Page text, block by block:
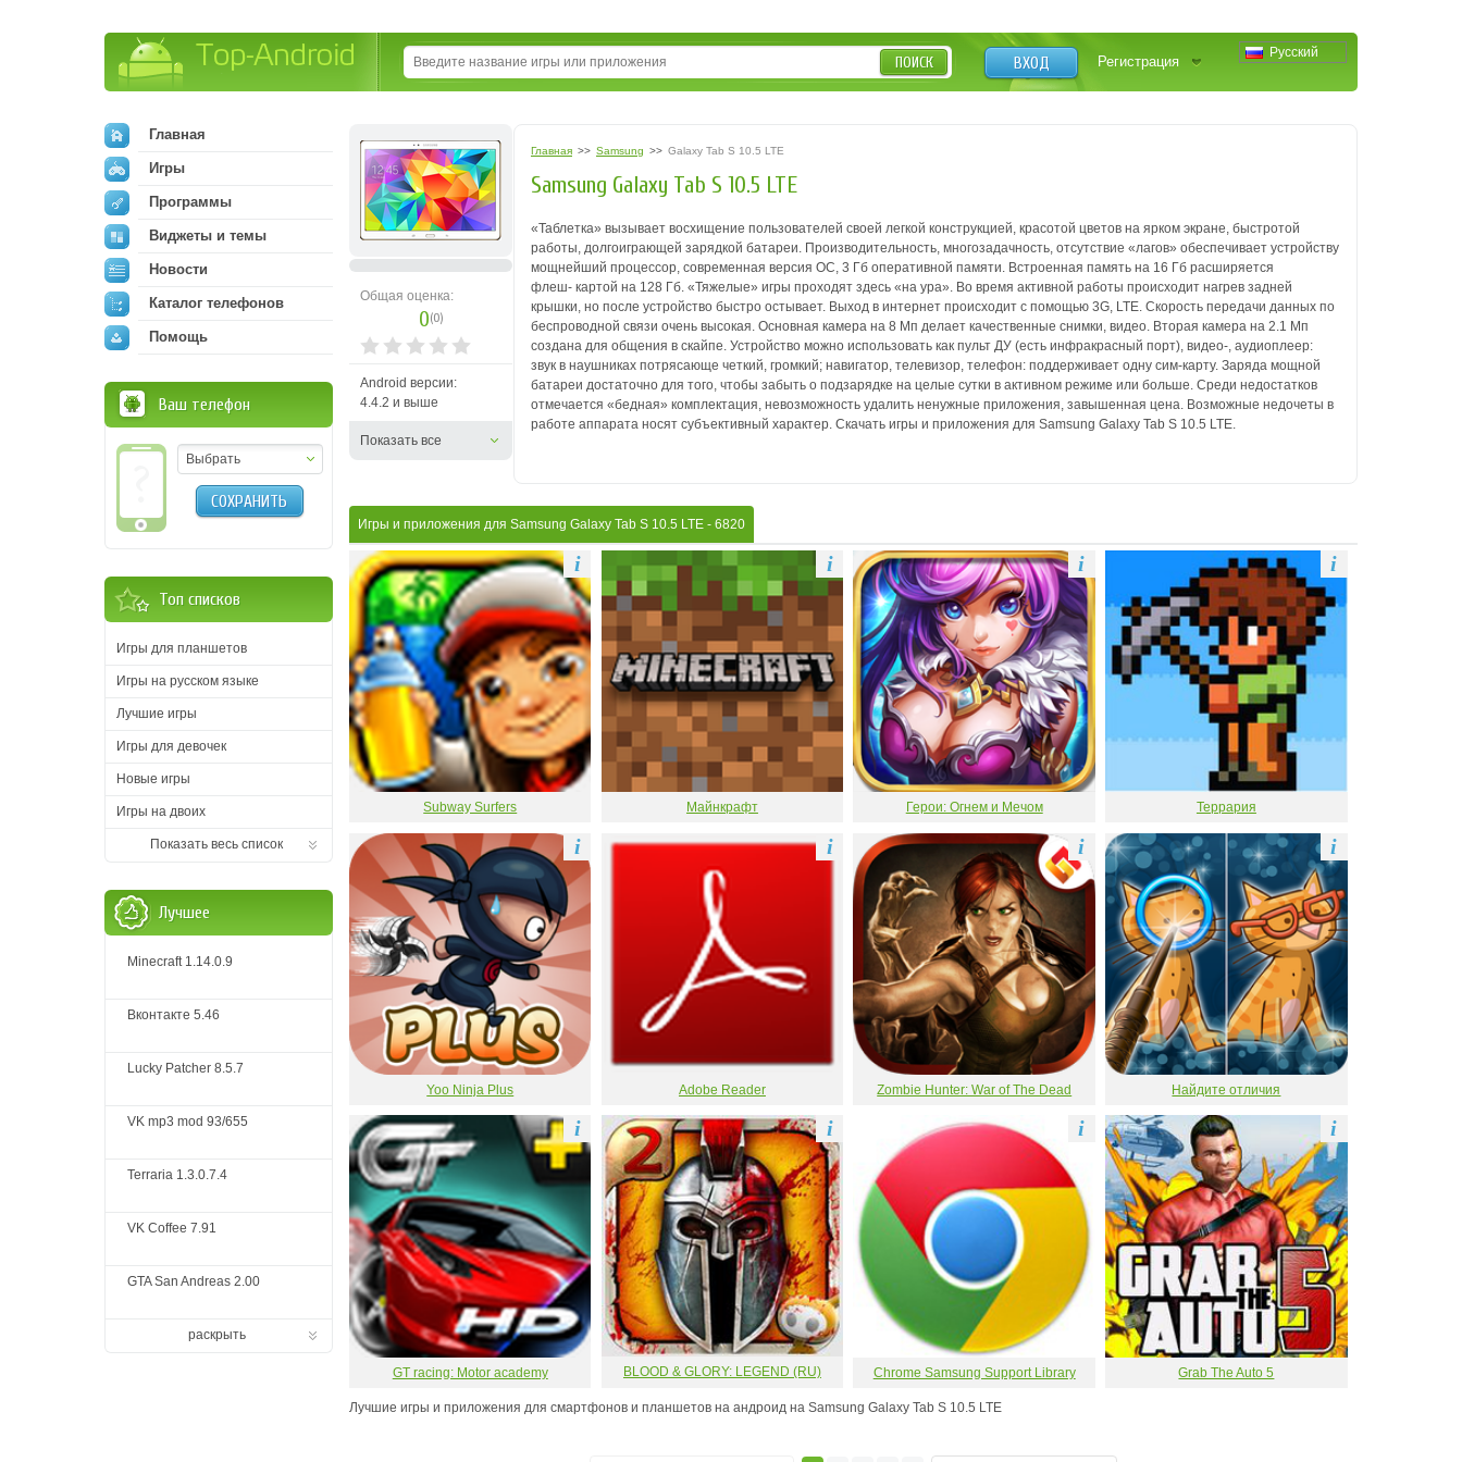
Русский
ВХОД Регистрация
ПОИСК
Общая оценка:
0(0)
Android версии:
4.4.2 и выше
Показать все
Главная >> Samsung >> Galaxy Tab S 10.5 LTE
Samsung Galaxy Tab S 10.5 LTE
«Таблетка» вызывает восхищение пользователей своей легкой конструкцией, красотой цветов на ярком экране, быстротой
работы, долгоиграющей зарядкой батареи. Производительность, многозадачность, отсутствие «лагов» обеспечивает устройству
мощнейший процессор, современная версия ОС, 3 Гб оперативной памяти. Встроенная память на 16 Гб расширяется
флеш- картой на 128 Гб. «Тяжелые» игры проходят здесь «на ура». Во время активной работы происходит нагрев задней
крышки, но после устройство быстро остывает. Выход в интернет происходит с помощью 3G, LTE. Скорость передачи данных по
беспроводной связи очень высокая. Основная камера на 8 Мп делает качественные снимки, видео. Вторая камера на 2.1 Мп
создана для общения в скайпе. Устройство можно использовать как пульт ДУ (есть инфракрасный порт), видео-, аудиоплеер:
звук в наушниках потрясающе четкий, громкий; навигатор, телевизор, телефон: поддерживает одну сим-карту. Заряда мощной
батареи достаточно для того, чтобы забыть о подзарядке на целые сутки в активном режиме или больше. Среди недостатков
отмечается «бедная» комплектация, невозможность удалить ненужные приложения, завышенная цена. Возможные недочеты в
работе аппарата носят субъективный характер. Скачать игры и приложения для Samsung Galaxy Tab S 10.5 LTE.
Игры и приложения для Samsung Galaxy Tab S 10.5 LTE - 6820
Subway Surfers
i
Майнкрафт
i
Герои: Огнем и Мечом
i
Террария
i
Yoo Ninja Plus
i
Adobe Reader
i
Zombie Hunter: War of The Dead
i
Найдите отличия
i
GT racing: Motor academy
i
BLOOD & GLORY: LEGEND (RU)
i
Chrome Samsung Support Library
i
Grab The Auto 5
i
Лучшие игры и приложения для смартфонов и планшетов на андроид на Samsung Galaxy Tab S 10.5 LTE
Главная
Игры
Программы
Виджеты и темы
Новости
Каталог телефонов
Помощь
Ваш телефон
Выбрать
СОХРАНИТЬ
Топ списков
Игры для планшетов
Игры на русском языке
Лучшие игры
Игры для девочек
Новые игры
Игры на двоих
Показать весь список
Лучшее
Minecraft 1.14.0.9
Вконтакте 5.46
Lucky Patcher 8.5.7
VK mp3 mod 93/655
Terraria 1.3.0.7.4
VK Coffee 7.91
GTA San Andreas 2.00
раскрыть